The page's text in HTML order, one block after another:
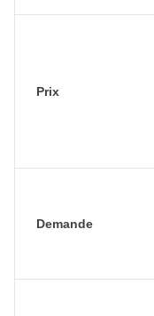
Prix
Demande